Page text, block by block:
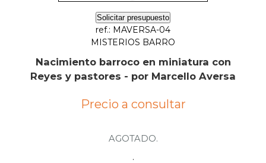
Solicitar presupuesto
ref.: MAVERSA-04
MISTERIOS BARRO
Nacimiento barroco en miniatura con
Reyes y pastores - por Marcello Aversa
Precio a consultar
AGOTADO.
.